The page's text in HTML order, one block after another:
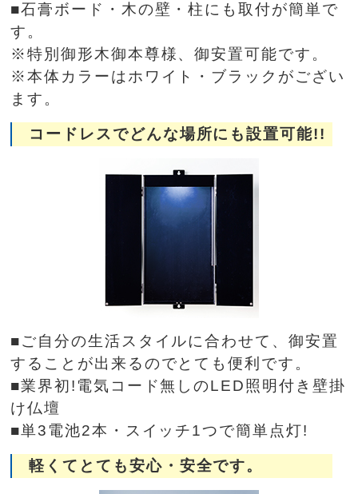
■石膏ボード・木の壁・柱にも取付が簡単で
す。
※特別御形木御本尊様、御安置可能です。
※本体カラーはホワイト・ブラックがござい
ます。
コードレスでどんな場所にも設置可能!!
■ご自分の生活スタイルに合わせて、御安置
することが出来るのでとても便利です。
■業界初!電気コード無しのLED照明付き壁掛
け仏壇
■単3電池2本・スイッチ1つで簡単点灯!
軽くてとても安心・安全です。